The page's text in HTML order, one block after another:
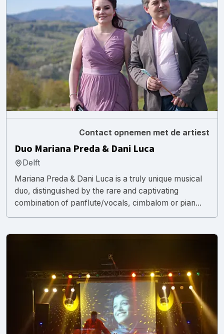
Contact opnemen met de artiest
Duo Mariana Preda & Dani Luca
Delft
Mariana Preda & Dani Luca is a truly unique musical
duo, distinguished by the rare and captivating
combination of panflute/vocals, cimbalom or pian...